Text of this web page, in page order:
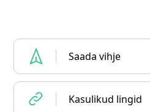
Saada vihje
Kasulikud lingid